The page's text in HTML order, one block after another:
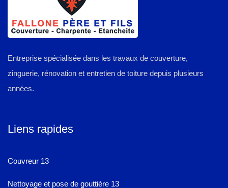
Entreprise spécialisée dans les travaux de couverture,
zinguerie, rénovation et entretien de toiture depuis plusieurs
années.
Liens rapides
Couvreur 13
Nettoyage et pose de gouttière 13